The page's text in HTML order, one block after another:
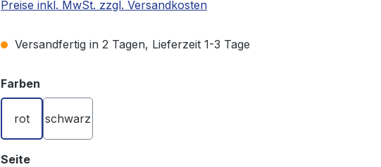
Preise inkl. MwSt. zzgl. Versandkosten
Versandfertig in 2 Tagen, Lieferzeit 1-3 Tage
Farben
rot schwarz
Seiteauswählen